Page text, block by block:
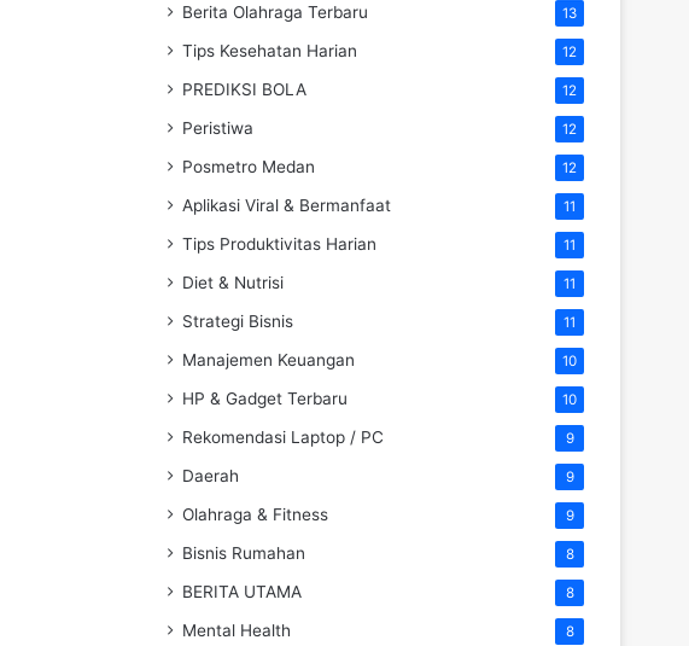
Berita Olahraga Terbaru 13
Tips Kesehatan Harian 12
PREDIKSI BOLA 12
Peristiwa 12
Posmetro Medan 12
Aplikasi Viral & Bermanfaat 11
Tips Produktivitas Harian 11
Diet & Nutrisi 11
Strategi Bisnis 11
Manajemen Keuangan 10
HP & Gadget Terbaru 10
Rekomendasi Laptop / PC 9
Daerah 9
Olahraga & Fitness 9
Bisnis Rumahan 8
BERITA UTAMA 8
Mental Health 8